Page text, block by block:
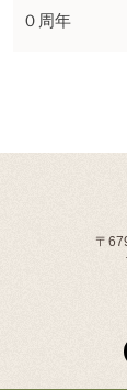
０周年
〒